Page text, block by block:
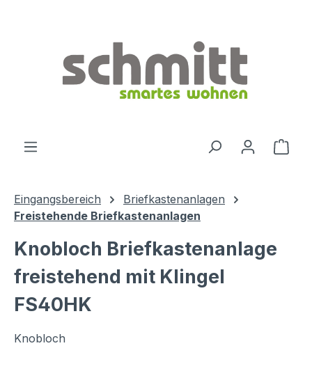
Eingangsbereich
Briefkastenanlagen
Freistehende Briefkastenanlagen
Knobloch Briefkastenanlage
freistehend mit Klingel
FS40HK
Knobloch